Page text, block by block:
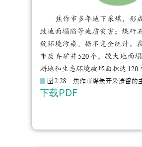
下载PDF